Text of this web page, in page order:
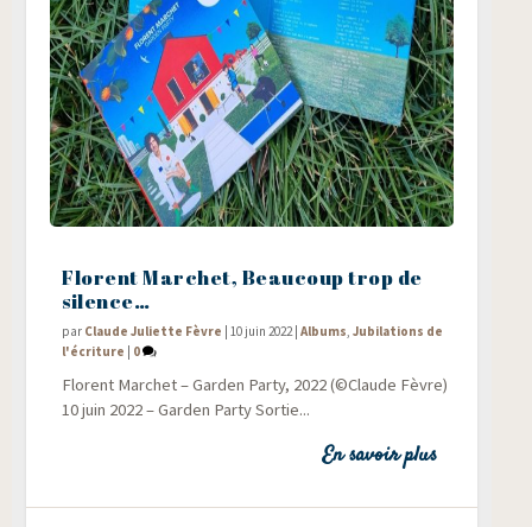
Florent Marchet, Beaucoup trop de
silence…
par Claude Juliette Fèvre | 10 juin 2022 |Albums ,Jubilations de
l'écriture | 0
Florent Mar­chet – Gar­den Par­ty, 2022 (©Claude Fèvre)
10 juin 2022 – Gar­den Party Sor­tie...
En savoir plus